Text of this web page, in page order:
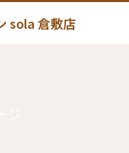
sola 倉敷店